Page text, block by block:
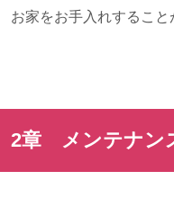
お家をお手入れすること
2章 メンテナン